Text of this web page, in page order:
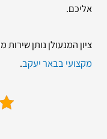
אליכם.
ציון המנעולן נותן
מקצועי בבאר יעקב.